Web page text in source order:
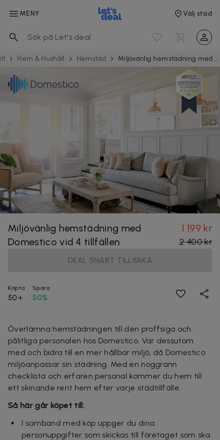
MENY Välj stad
Hem & Hushåll Hemstäd Miljövänlig hemstädning med Domestico vid 4 tillfällen
Miljövänlig hemstädning med
Domestico vid 4 tillfällen
1 199 kr
2 400 kr
DEAL SNART TILLBAKA
Köpta
50+
Spara
50%
Överlämna hemstädningen till den proffsiga och
pålitliga personalen hos Domestico. Var dessutom
med och bidra till en mer hållbar miljö, då Domestico
miljöanpassar sin städning. Med en noggrann
checklista och erfaren personal kommer du hem till
ett skinande rent hem efter varje städtillfälle.
Så här går köpet till:
I samband med köp uppger du dina
personuppgifter som skickas till företaget som ska